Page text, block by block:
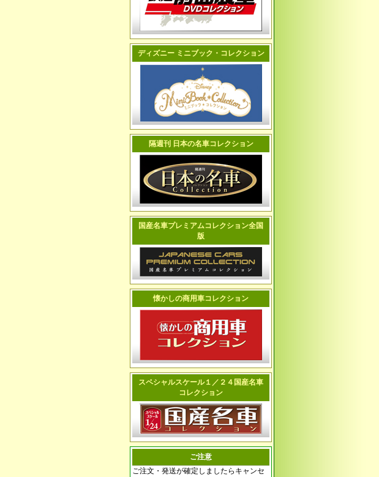
ディズニー ミニブック・コレクション
隔週刊 日本の名車コレクション
国産名車プレミアムコレクション全国
版
懐かしの商用車コレクション
スペシャルスケール１／２４国産名車
コレクション
ご注意
ご注文・発送が確定しましたらキャンセ